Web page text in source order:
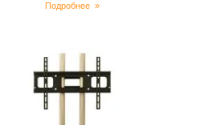
Подробнее »